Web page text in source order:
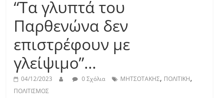
“Τα γλυπτά του
Παρθενώνα δεν
επιστρέφουν με
γλείψιμο”…
04/12/2023 0 Σχόλια ΜΗΤΣΟΤΑΚΗΣ, ΠΟΛΙΤΙΚΗ,
ΠΟΛΙΤΙΣΜΟΣ